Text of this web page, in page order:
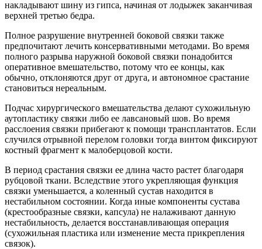
накладывают шину из гипса, начиная от лодыжек заканчивая
верхней третью бедра.
Полное разрушение внутренней боковой связки также
предпочитают лечить консервативными методами. Во время
полного разрыва наружной боковой связки понадобится
оперативное вмешательство, потому что ее концы, как
обычно, отклоняются друг от друга, и автономное срастание
становиться нереальным.
Подчас хирургического вмешательства делают сухожильную
аутопластику связки либо ее лавсановый шов. Во время
расслоения связки прибегают к помощи трансплантатов. Если
случился отрывной перелом головки тогда винтом фиксируют
костный фрагмент к малоберцовой кости.
В период срастания связки ее длина часто растет благодаря
рубцовой ткани. Вследствие этого укрепляющая функция
связки уменьшается, а коленный сустав находится в
нестабильном состоянии. Когда иные компоненты сустава
(крестообразные связки, капсула) не налаживают данную
нестабильность, делается восстанавливающая операция
(сухожильная пластика или изменение места прикрепления
связок).